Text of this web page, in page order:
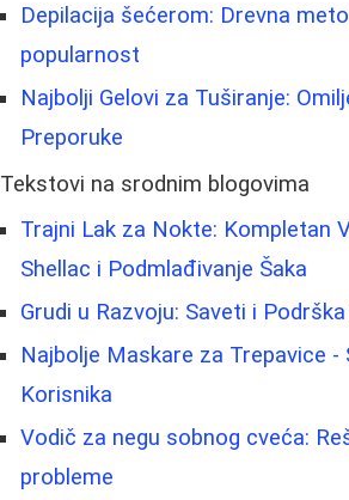
Depilacija šećerom: Drevna
popularnost
Najbolji Gelovi za Tuširanje:
Preporuke
Tekstovi na srodnim blogovima
Trajni Lak za Nokte: Kompletan
Shellac i Podmlađivanje Šaka
Grudi u Razvoju: Saveti i
Najbolje Maskare za Trepavice -
Korisnika
Vodič za negu sobnog cveća:
probleme